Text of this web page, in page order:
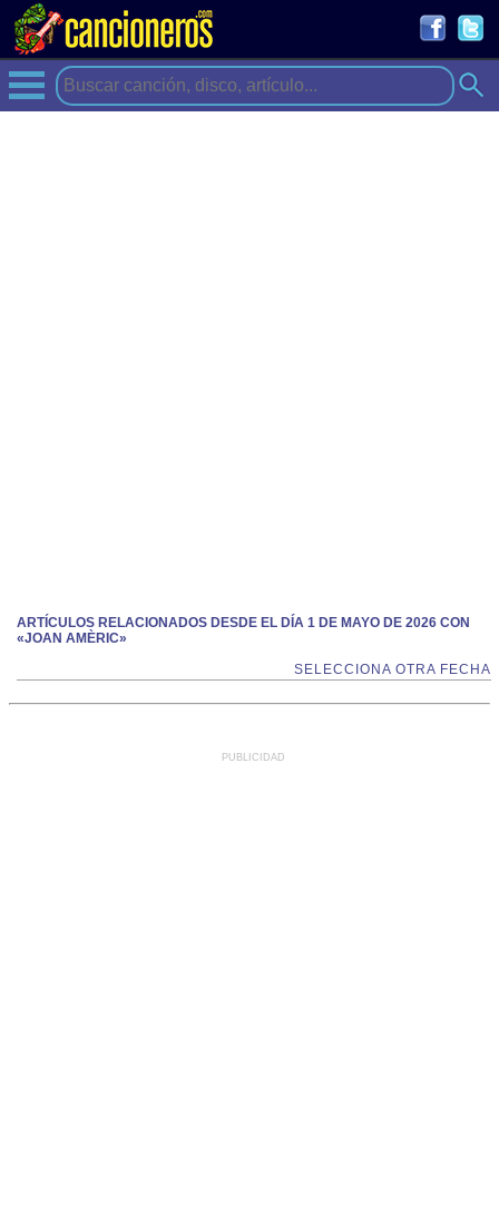
ARTÍCULOS RELACIONADOS DESDE EL DÍA 1 DE MAYO DE 2026 CON
«JOAN AMÈRIC»
SELECCIONA OTRA FECHA
PUBLICIDAD